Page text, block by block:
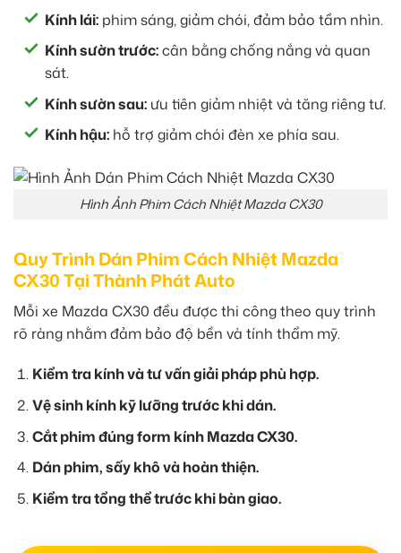
Kính lái: phim sáng, giảm chói, đảm bảo tầm nhìn.
Kính sườn trước:cân bằng chống nắng và quan
sát.
Kính sườn sau: ưu tiên giảm nhiệt và tăng riêng tư.
Kính hậu: hỗ trợ giảm chói đèn xe phía sau.
Hình Ảnh Phim Cách Nhiệt Mazda CX30
Quy Trình Dán Phim Cách Nhiệt Mazda
CX30 Tại Thành Phát Auto
Mỗi xe Mazda CX30 đều được thi công theo quy trình
rõ ràng nhằm đảm bảo độ bền và tính thẩm mỹ.
Kiểm tra kính và tư vấn giải pháp phù hợp.
Vệ sinh kính kỹ lưỡng trước khi dán.
Cắt phim đúng form kính Mazda CX30.
Dán phim, sấy khô và hoàn thiện.
Kiểm tra tổng thể trước khi bàn giao.